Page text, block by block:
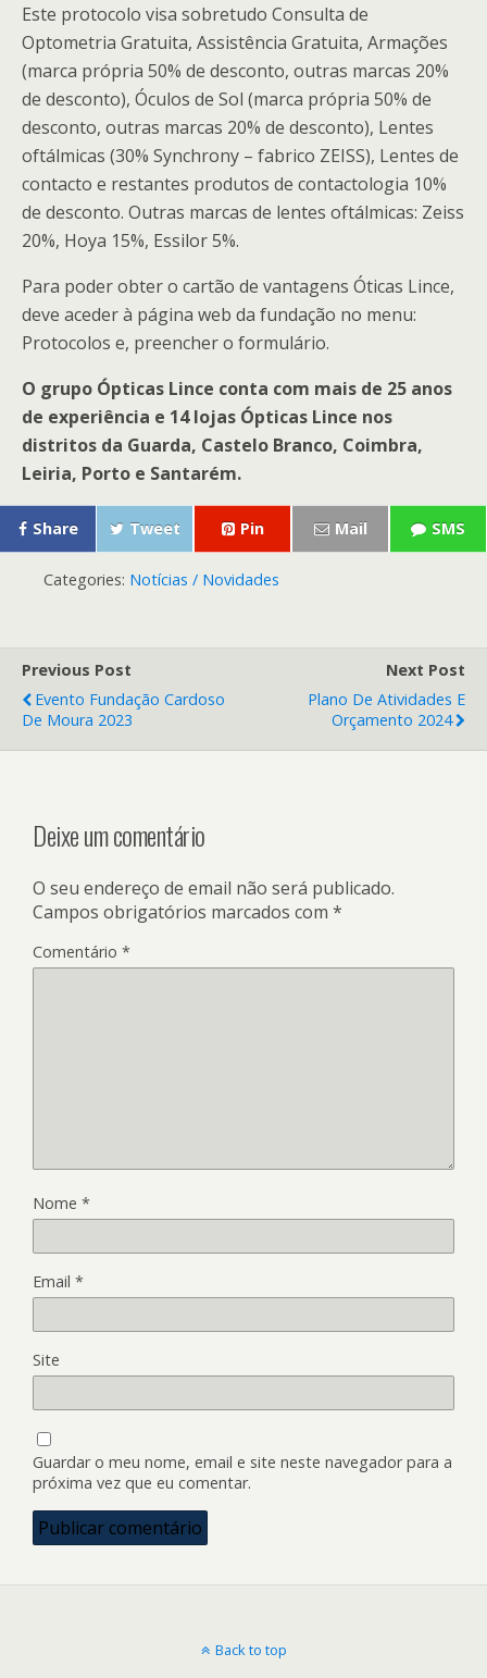
Este protocolo visa sobretudo Consulta de
Optometria Gratuita, Assistência Gratuita, Armações
(marca própria 50% de desconto, outras marcas 20%
de desconto), Óculos de Sol (marca própria 50% de
desconto, outras marcas 20% de desconto), Lentes
oftálmicas (30% Synchrony – fabrico ZEISS), Lentes de
contacto e restantes produtos de contactologia 10%
de desconto. Outras marcas de lentes oftálmicas: Zeiss
20%, Hoya 15%, Essilor 5%.
Para poder obter o cartão de vantagens Óticas Lince,
deve aceder à página web da fundação no menu:
Protocolos e, preencher o formulário.
O grupo Ópticas Lince conta com mais de 25 anos
de experiência e 14 lojas Ópticas Lince nos
distritos da Guarda, Castelo Branco, Coimbra,
Leiria, Porto e Santarém.
Share Tweet Pin Mail SMS
Categories: Notícias / Novidades
Previous Post
Evento Fundação Cardoso
De Moura 2023
Next Post
Plano De Atividades E
Orçamento 2024
Deixe um comentário
O seu endereço de email não será publicado.
Campos obrigatórios marcados com *
Comentário *
Nome *
Email *
Site
Guardar o meu nome, email e site neste navegador para a
próxima vez que eu comentar.
Back to top